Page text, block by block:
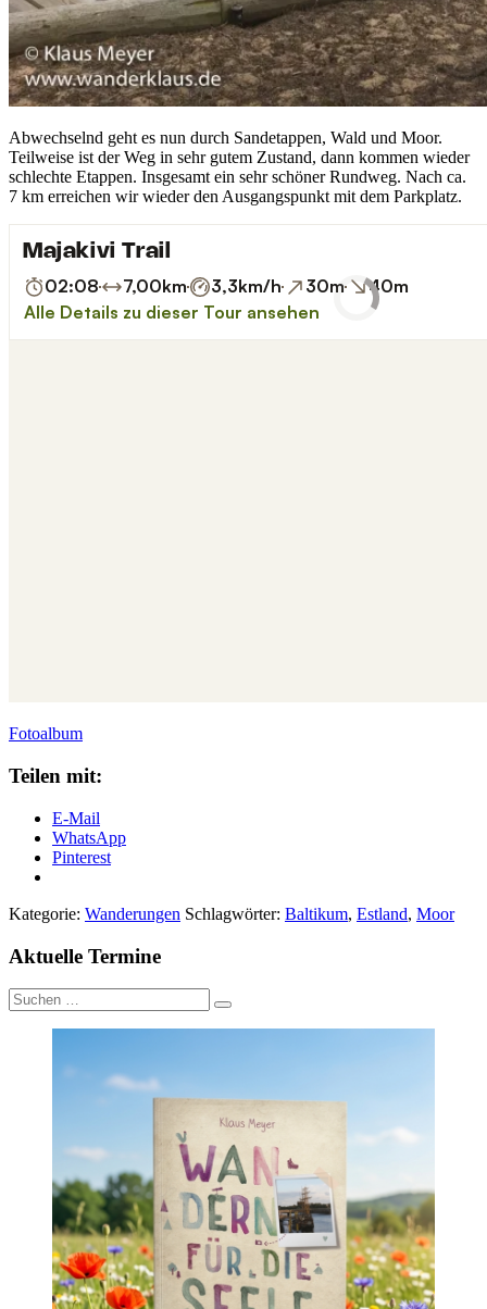
Abwechselnd geht es nun durch Sandetappen, Wald und Moor.
Teilweise ist der Weg in sehr gutem Zustand, dann kommen wieder
schlechte Etappen. Insgesamt ein sehr schöner Rundweg. Nach ca.
7 km erreichen wir wieder den Ausgangspunkt mit dem Parkplatz.
Fotoalbum
Teilen mit:
E-Mail
WhatsApp
Pinterest
Kategorie: Wanderungen Schlagwörter: Baltikum, Estland, Moor
Aktuelle Termine
Suche
nach: